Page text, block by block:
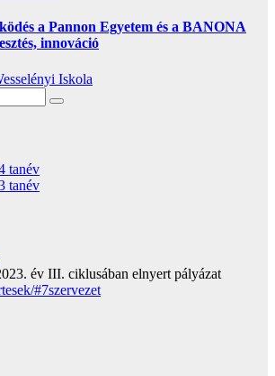
a Pannon Egyetem és a BANONA
innováció
Iskola
tanév
tanév
év III. ciklusában elnyert pályázat
#7szervezet